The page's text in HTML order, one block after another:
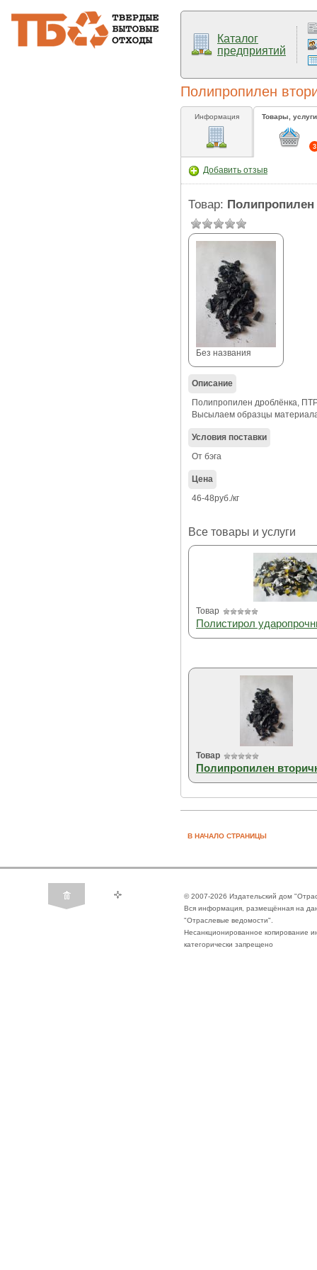
Каталог
предприятий
Полипропилен
Информация
3
Товары, услуги
Добавить отзыв
Товар:
Без названия
Описание
Полипропилен дроблёнка,
Высылаем образцы
Условия поставки
От бэга
Цена
46-48руб./кг
Все товары и услуги
Товар
Полистирол
Товар
Полипропилен
В НАЧАЛО СТРАНИЦЫ
© 2007-2026 Издательский дом
Вся информация, размещённая на
"Отраслевые ведомости".
Несанкционированное копирование
категорически запрещено